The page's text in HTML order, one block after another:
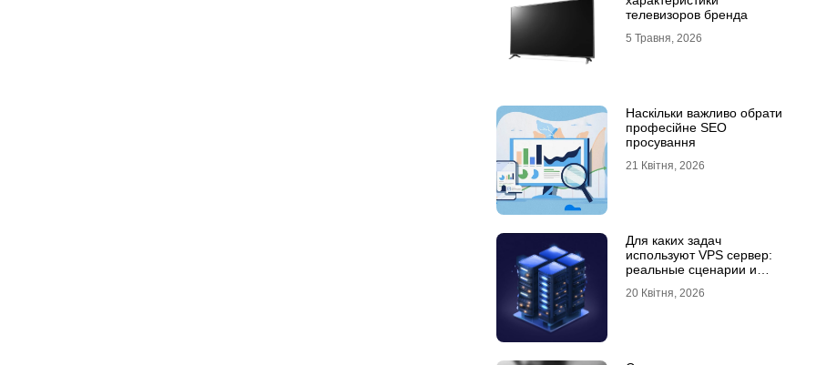
телевизоров бренда
5 Травня, 2026
Наскільки важливо обрати
професійне SEO
просування
21 Квітня, 2026
Для каких задач
используют VPS сервер:
реальные сценарии и
20 Квітня, 2026